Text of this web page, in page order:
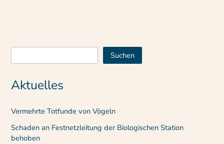
Suchen
Aktuelles
Vermehrte Totfunde von Vögeln
Schaden an Festnetzleitung der Biologischen Station
behoben